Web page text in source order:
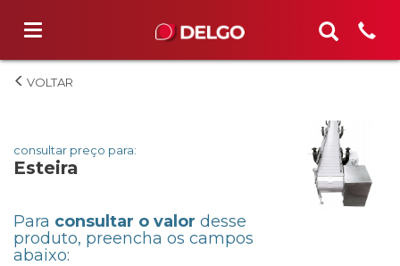
Esteira
consultar preço para:
Esteira
Para consultar o valor desse
produto, preencha os campos
abaixo: